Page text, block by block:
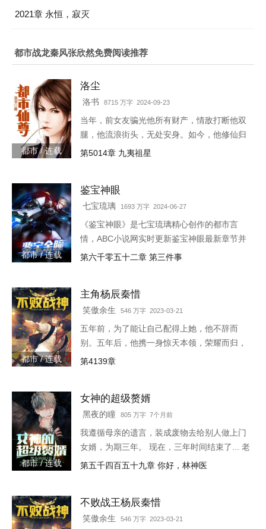
2021章 永恒，寂灭
都市战龙秦风张欣然免费阅读推荐
都市 / 连载
洛尘
洛书 8715 万字 2024-09-23
当年，前女友骗光他所有财产，情敌打断他双
腿，他流浪街头，无处安身。如今，他修仙归
来，一人可挡千万敌！
第5014章 九夷祖星
都市 / 连载
鉴宝神眼
七宝琉璃 1693 万字 2024-06-27
《鉴宝神眼》是七宝琉璃精心创作的都市言
情，ABC小说网实时更新鉴宝神眼最新章节并
且提供无弹窗阅读，书友所发表的鉴宝神眼评
第六千零五十二章 第三件事
都市 / 连载
主角杨辰秦惜
笑傲余生 546 万字 2023-03-21
五年前，为了能让自己配得上她，他不辞而
别。五年后，他携一身惊天本领，荣耀而归，
只是归来之时，竟发现自己多了一个女儿。
第4139章
都市 / 连载
女神的超级赘婿
黑夜的瞳 805 万字 7个月前
我遵循母亲的遗言，装成废物去给别人做上门
女婿，为期三年。 现在，三年时间结束了... 老
书链接：
第五千四百五十九章 你好，林神医
不败战王杨辰秦惜
笑傲余生 546 万字 2023-03-21